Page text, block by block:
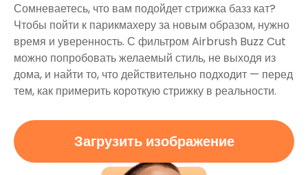
Сомневаетесь, что вам подойдет стрижка базз кат?
Чтобы пойти к парикмахеру за новым образом, нужно
время и уверенность. С фильтром Airbrush Buzz Cut
можно попробовать желаемый стиль, не выходя из
дома, и найти то, что действительно подходит — перед
тем, как примерить короткую стрижку в реальности.
Загрузить изображение